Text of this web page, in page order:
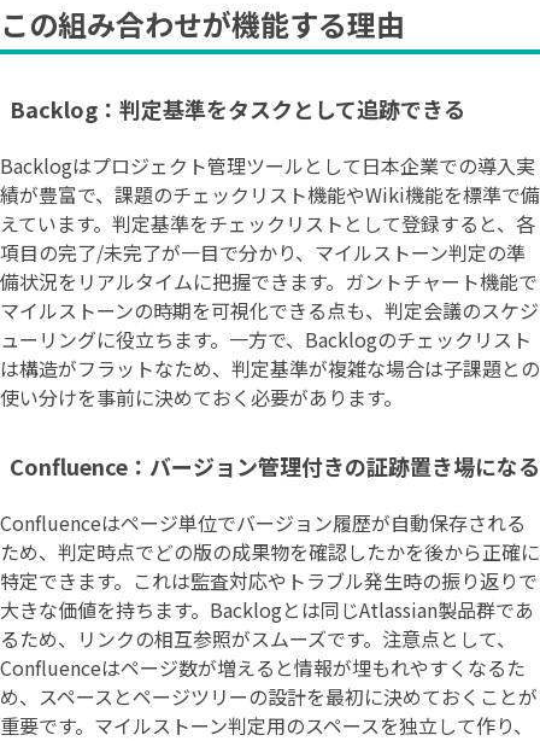
この組み合わせが機能する理由
Backlog：判定基準をタスクとして追跡できる
Backlogはプロジェクト管理ツールとして日本企業での導入実
績が豊富で、課題のチェックリスト機能やWiki機能を標準で備
えています。判定基準をチェックリストとして登録すると、各
項目の完了/未完了が一目で分かり、マイルストーン判定の準
備状況をリアルタイムに把握できます。ガントチャート機能で
マイルストーンの時期を可視化できる点も、判定会議のスケジ
ューリングに役立ちます。一方で、Backlogのチェックリスト
は構造がフラットなため、判定基準が複雑な場合は子課題との
使い分けを事前に決めておく必要があります。
Confluence：バージョン管理付きの証跡置き場になる
Confluenceはページ単位でバージョン履歴が自動保存される
ため、判定時点でどの版の成果物を確認したかを後から正確に
特定できます。これは監査対応やトラブル発生時の振り返りで
大きな価値を持ちます。Backlogとは同じAtlassian製品群であ
るため、リンクの相互参照がスムーズです。注意点として、
Confluenceはページ数が増えると情報が埋もれやすくなるた
め、スペースとページツリーの設計を最初に決めておくことが
重要です。マイルストーン判定用のスペースを独立して作り、